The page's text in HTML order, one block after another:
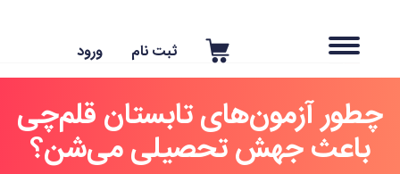
ثبت نام
آزمون‌های تابستان قلم‌چی
باعث جهش تحصیلی می‌شن؟